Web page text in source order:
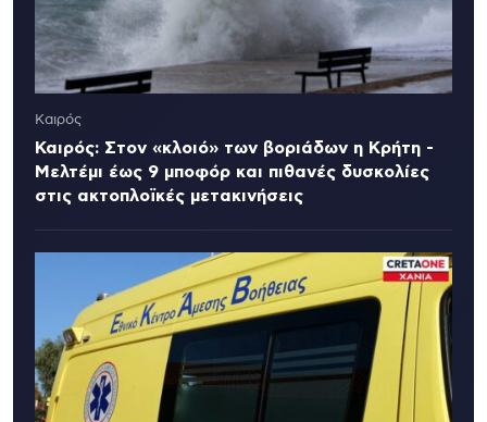
Καιρός
Καιρός: Στον «κλοιό» των βοριάδων η Κρήτη -
Μελτέμι έως 9 μποφόρ και πιθανές δυσκολίες
στις ακτοπλοϊκές μετακινήσεις